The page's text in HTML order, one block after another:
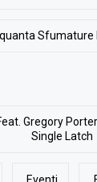
Sfumature
Gregory
Single Latch